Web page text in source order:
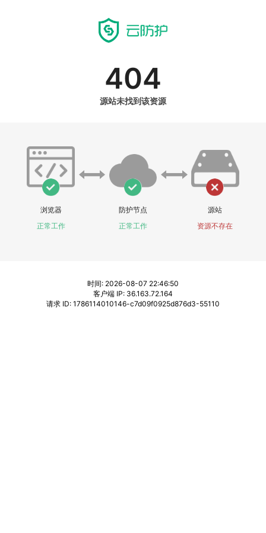
404
源站未找到该资源
浏览器
正常工作
防护节点
正常工作
源站
资源不存在
时间: 2026-08-07 22:46:50
客户端 IP: 36.163.72.164
请求 ID: 1786114010146-c7d09f0925d876d3-55110